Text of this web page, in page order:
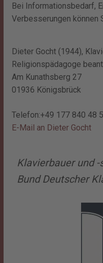
Bei Informationsbedarf,
Verbesserungen können
Dieter Gocht (1944),
Religionspädagoge
Am Kunathsberg 27
01936 Königsbrück
Telefon:+49 177 840 48
E-Mail an Dieter Gocht
Klavierbauer und
Bund Deutscher